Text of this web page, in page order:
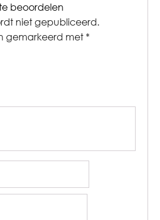
beoordelen
niet gepubliceerd.
gemarkeerd met *